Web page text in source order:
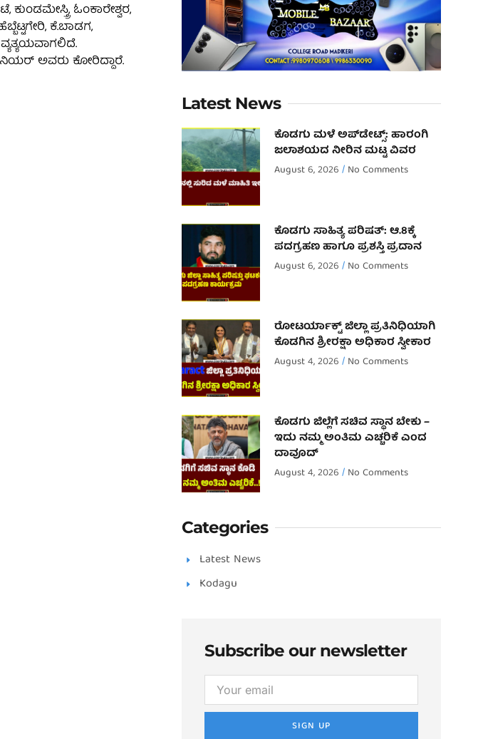
ಓಂಕಾರೇಶ್ವರ,
ಕೆ.ಬಾಡಗ,
ಅವರು ಕೋರಿದ್ದಾರೆ.
Latest News
ಕೊಡಗು ಮಳೆ ಅಪ್‌ಡೇಟ್ಸ್: ಹಾರಂಗಿ
ಜಲಾಶಯದ ನೀರಿನ ಮಟ್ಟ ವಿವರ
August 6, 2026 No Comments
ಕೊಡಗು ಸಾಹಿತ್ಯ ಪರಿಷತ್: ಆ.8ಕ್ಕೆ
ಪದಗ್ರಹಣ ಹಾಗೂ ಪ್ರಶಸ್ತಿ ಪ್ರದಾನ
August 6, 2026 No Comments
ರೋಟರ್ಯಾಕ್ಟ್ ಜಿಲ್ಲಾ ಪ್ರತಿನಿಧಿಯಾಗಿ
ಕೊಡಗಿನ ಶ್ರೀರಕ್ಷಾ ಅಧಿಕಾರ ಸ್ವೀಕಾರ
August 4, 2026 No Comments
ಕೊಡಗು ಜಿಲ್ಲೆಗೆ ಸಚಿವ ಸ್ಥಾನ ಬೇಕು –
ಇದು ನಮ್ಮ ಅಂತಿಮ ಎಚ್ಚರಿಕೆ ಎಂದ
ದಾವೂದ್ ‌
August 4, 2026 No Comments
Categories
Latest News
Kodagu
Subscribe our newsletter
SIGN UP